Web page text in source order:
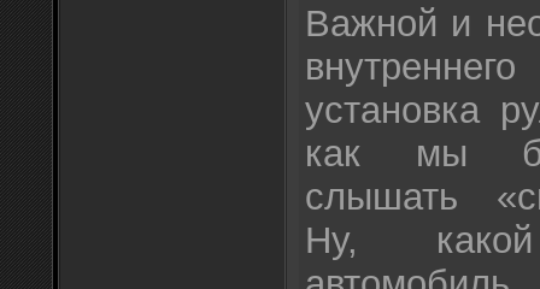
Важной и
установка
как мы
слышать
Ну, какой